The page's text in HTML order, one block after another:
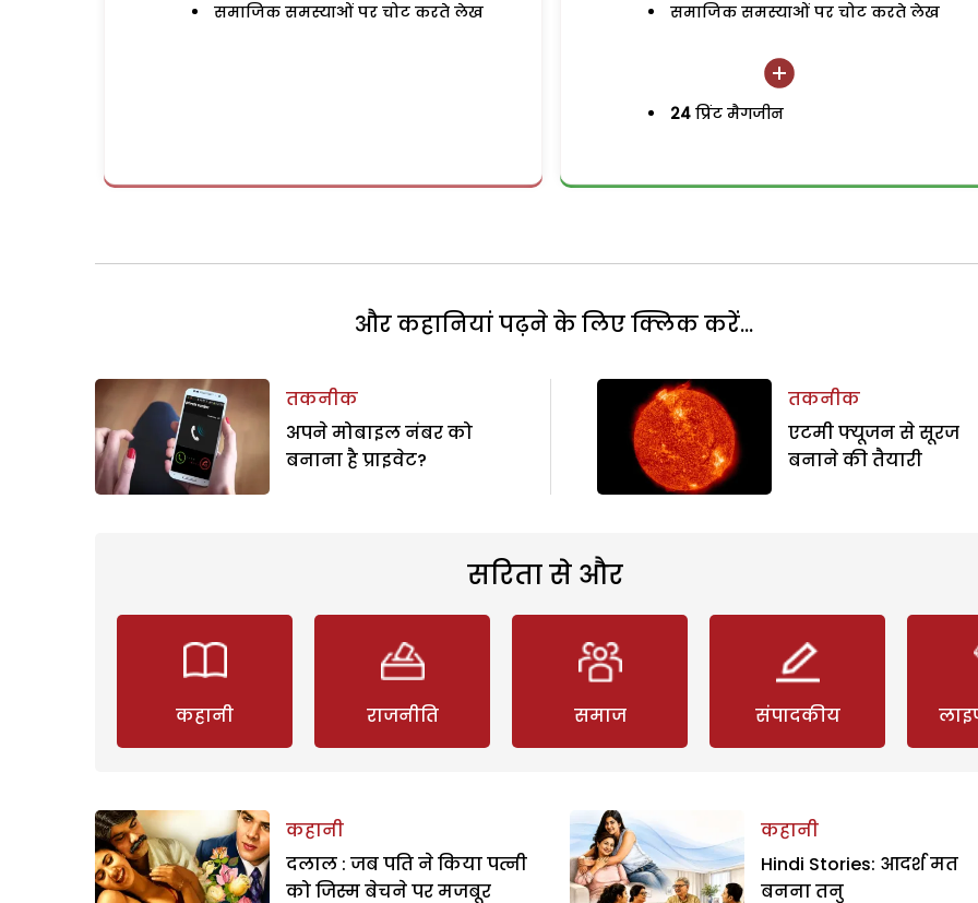
समाजिक समस्याओं पर चोट करते लेख समाजिक समस्याओं पर चोट करते लेख
24 प्रिंट मैगजीन
और कहानियां पढ़ने के लिए क्लिक करें...
तकनीक
अपने मोबाइल नंबर को
बनाना है प्राइवेट?
तकनीक
एटमी फ्यूजन से सूरज
बनाने की तैयारी
सरिता से और
कहानी राजनीति समाज संपादकीय
कहानी
दलाल : जब पति ने किया पत्नी
को जिस्म बेचने पर मजबूर
कहानी
Hindi Stories: आदर्श मत
बनना तनु